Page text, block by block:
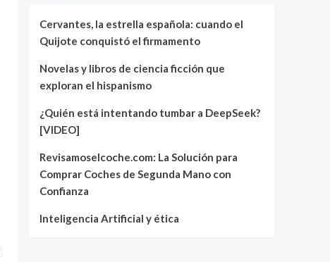
Cervantes, la estrella española: cuando el
Quijote conquistó el firmamento
Novelas y libros de ciencia ficción que
exploran el hispanismo
¿Quién está intentando tumbar a DeepSeek?
[VIDEO]
Revisamoselcoche.com: La Solución para
Comprar Coches de Segunda Mano con
Confianza
Inteligencia Artificial y ética